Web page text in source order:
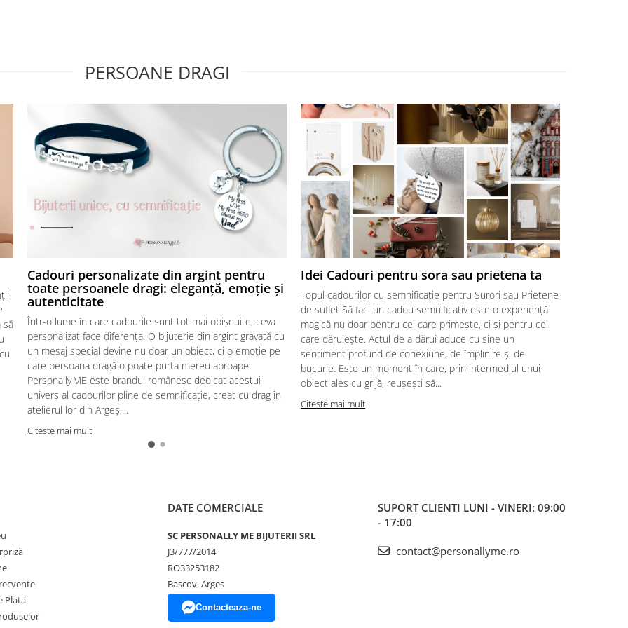
PERSOANE DRAGI
să
Cadouri personalizate din argint pentru
toate persoanele dragi: eleganță, emoție și
autenticitate
Într-o lume în care cadourile sunt tot mai obișnuite, ceva
personalizat face diferența. O bijuterie din argint gravată cu
un mesaj special devine nu doar un obiect, ci o emoție pe
care persoana dragă o poate purta mereu aproape.
Personally ME este brandul românesc dedicat acestui
univers al cadourilor pline de semnificație, creat cu drag în
atelierul lor din Argeș,...
Citeste mai mult
Idei Cadouri pentru sora sau prietena ta
Topul cadourilor cu semnificație pentru Surori sau Prietene
de suflet Să faci un cadou semnificativ este o experiență
magică nu doar pentru cel care primește, ci și pentru cel
care dăruiește. Actul de a dărui aduce cu sine un
sentiment profund de conexiune, de împlinire și de
bucurie. Este un moment în care, prin intermediul unui
obiect ales cu grijă, reușești să...
Citeste mai mult
Plata
DATE COMERCIALE
SC PERSONALLY ME BIJUTERII SRL
J3/777/2014
RO33253182
Bascov, Arges
Contacteaza-ne
SUPORT CLIENTI LUNI - VINERI: 09:00
- 17:00
contact@personallyme.ro